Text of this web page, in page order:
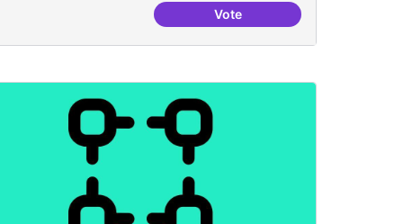
VoteParticipació ciutadana